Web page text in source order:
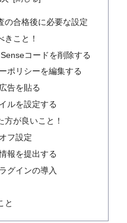
の合格後に必要な設定
きこと！
コードを削除する
ポリシーを編集する
告を貼る
ルを設定する
方が良いこと！
フ設定
報を提出する
グインの導入
と